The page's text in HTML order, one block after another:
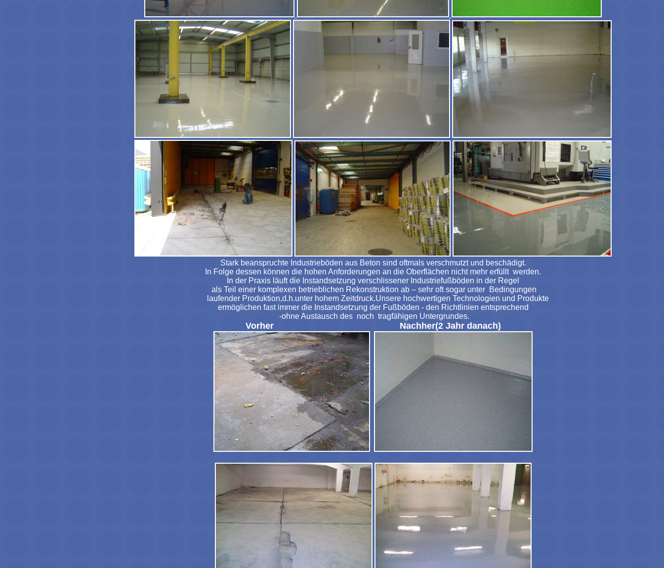
Stark beanspruchte Industrieböden aus Beton sind oftmals verschmutzt und beschädigt.
In Folge dessen können die hohen Anforderungen an die Oberflächen nicht mehr erfüllt werden.
In der Praxis läuft die Instandsetzung verschlissener Industriefußböden in der Regel
als Teil einer komplexen betrieblichen Rekonstruktion ab – sehr oft sogar unter Bedingungen
laufender Produktion,d.h.unter hohem Zeitdruck.Unsere hochwertigen Technologien und Produkte
ermöglichen fast immer die Instandsetzung der Fußböden - den Richtlinien entsprechend
-ohne Austausch des noch tragfähigen Untergrundes.
Vorher Nachher(2 Jahr danach)